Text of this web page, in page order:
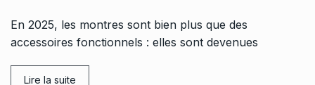
En 2025, les montres sont bien plus que des
accessoires fonctionnels : elles sont devenues
Lire la suite